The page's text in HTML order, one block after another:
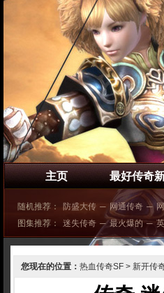
主页 最好传奇
随机推荐： 防盛大传 ─ 网通传奇 ─
图集推荐：
迷失传奇 ─ 最火爆的 ─
您现在的位置： 热血传奇SF > 新开传